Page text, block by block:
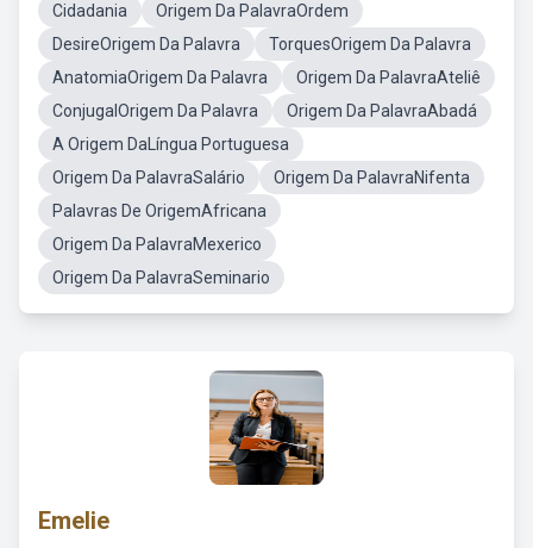
Cidadania
Origem Da PalavraOrdem
DesireOrigem Da Palavra
TorquesOrigem Da Palavra
AnatomiaOrigem Da Palavra
Origem Da PalavraAteliê
ConjugalOrigem Da Palavra
Origem Da PalavraAbadá
A Origem DaLíngua Portuguesa
Origem Da PalavraSalário
Origem Da PalavraNifenta
Palavras De OrigemAfricana
Origem Da PalavraMexerico
Origem Da PalavraSeminario
Emelie